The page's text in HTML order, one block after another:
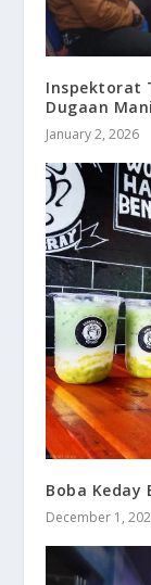
Inspektorat
Dugaan
January 2, 2026
Boba Keday
December 1,